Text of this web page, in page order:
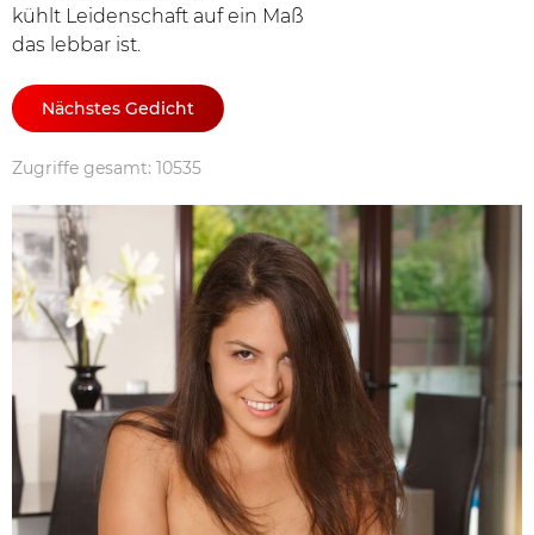
kühlt Leidenschaft auf ein Maß
das lebbar ist.
Nächstes Gedicht
Zugriffe gesamt: 10535